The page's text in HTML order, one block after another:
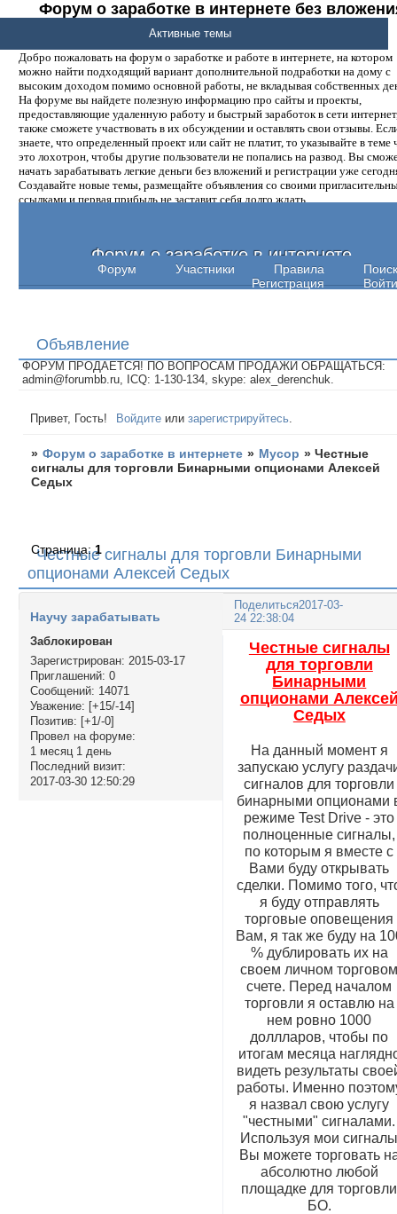
Форум о заработке в интернете без
денег.
Добро пожаловать на форум о заработке и работе в интернете, на котором
можно найти подходящий вариант дополнительной подработки на дому с
высоким доходом помимо основной работы, не вкладывая собственных
На форуме вы найдете полезную информацию про сайты и проекты,
предоставляющие удаленную работу и быстрый заработок в сети
также сможете участвовать в их обсуждении и оставлять свои отзывы.
знаете, что определенный проект или сайт не платит, то указывайте в теме
это лохотрон, чтобы другие пользователи не попались на развод. Вы
начать зарабатывать легкие деньги без вложений и регистрации уже
Создавайте новые темы, размещайте объявления со своими
ссылками и первая прибыль не заставит себя долго ждать.
Форум о заработке в интернете
Форум Участники Правила
Поиск
Регистрация
Войти
Активные темы
Объявление
ФОРУМ ПРОДАЕТСЯ! ПО ВОПРОСАМ ПРОДАЖИ ОБРАЩАТЬСЯ:
admin@forumbb.ru, ICQ: 1-130-134, skype: alex_derenchuk.
Привет, Гость! Войдите илизарегистрируйтесь
» Форум о заработке в интернете » Мусор »Честные
сигналы для торговли Бинарными опционами Алексей
Седых
Честные сигналы для торговли Бинарными
опционами Алексей Седых
Страница:1
Поделиться2017-03-
24 22:38:04
Научу зарабатывать
Заблокирован
Зарегистрирован: 2015-03-17
Приглашений: 0
Сообщений: 14071
Уважение: [+15/-14]
Позитив: [+1/-0]
Провел на форуме:
1 месяц 1 день
Последний визит:
2017-03-30 12:50:29
Честные сигналы
для торговли
Бинарными
опционами
Седых
На данный момент я
запускаю услугу
сигналов для торговли
бинарными опционами
режиме Test Drive - это
полноценные сигналы,
по которым я вместе с
Вами буду открывать
сделки. Помимо того,
я буду отправлять
торговые оповещения
Вам, я так же буду на
% дублировать их на
своем личном
счете. Перед началом
торговли я оставлю на
нем ровно 1000
доллларов, чтобы по
итогам месяца
видеть результаты
работы. Именно
я назвал свою услугу
"честными" сигналами.
Используя мои
Вы можете торговать
абсолютно любой
площадке для торговли
БО.